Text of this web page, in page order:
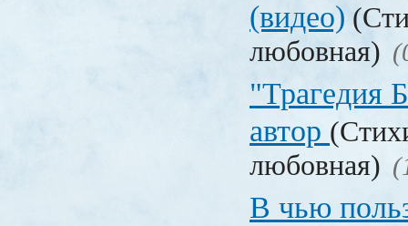
(видео)
любовная)
"Трагедия
автор
любовная)
В чью